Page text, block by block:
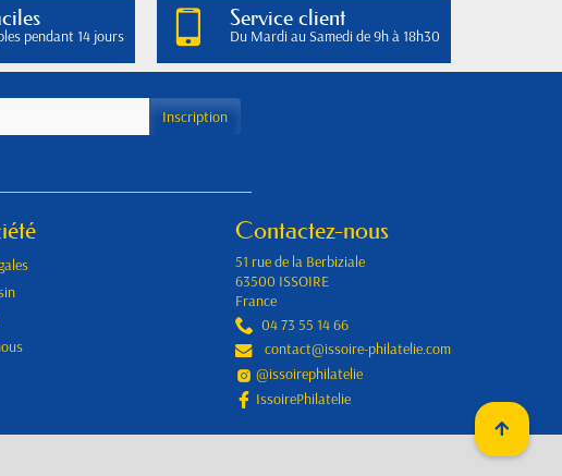
pendant 14 jours
Service client
Du Mardi au Samedi de 9h à 18h30
Contactez-nous
51 rue de la Berbiziale
63500 ISSOIRE
France
04 73 55 14 66
contact@issoire-philatelie.com
@issoirephilatelie
IssoirePhilatelie